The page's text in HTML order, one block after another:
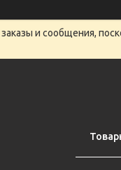
и сообщения,